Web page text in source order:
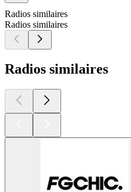
Radios similaires
Radios similaires
Radios similaires